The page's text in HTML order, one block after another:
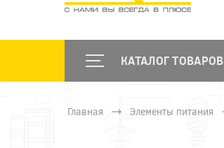
КАТАЛОГ ТОВАРОВ
Главная Элементы питания